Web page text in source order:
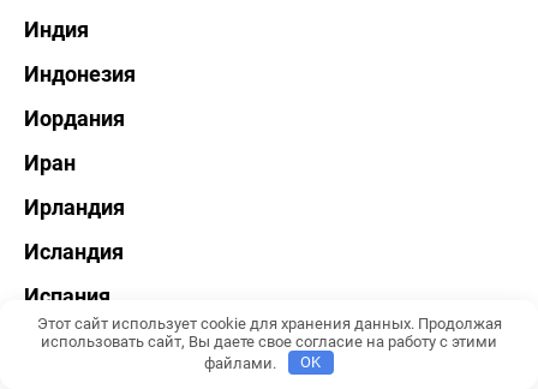
Индия
Индонезия
Иордания
Иран
Ирландия
Исландия
Испания
Италия
Этот сайт использует cookie для хранения данных. Продолжая
использовать сайт, Вы даете свое согласие на работу с этими
файлами.
OK